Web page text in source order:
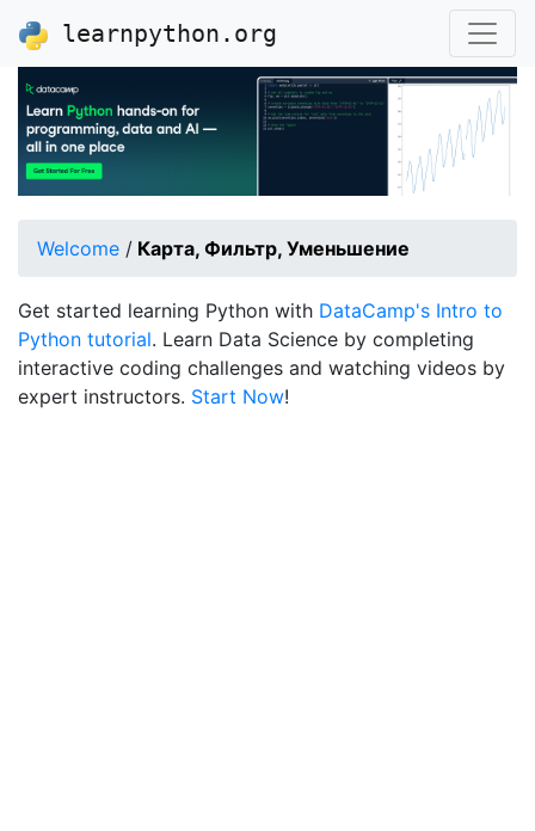
learnpython.org
Welcome / Карта, Фильтр, Уменьшение
Get started learning Python with DataCamp's Intro to
Python tutorial. Learn Data Science by completing
interactive coding challenges and watching videos by
expert instructors. Start Now!